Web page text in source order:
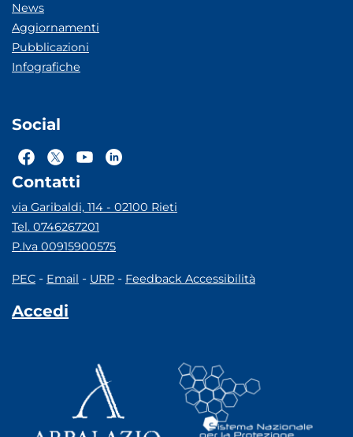
News
Aggiornamenti
Pubblicazioni
Infografiche
Social
Contatti
via Garibaldi, 114 - 02100 Rieti
Tel. 0746267201
P.Iva 00915900575
PEC - Email - URP - Feedback Accessibilità
Accedi